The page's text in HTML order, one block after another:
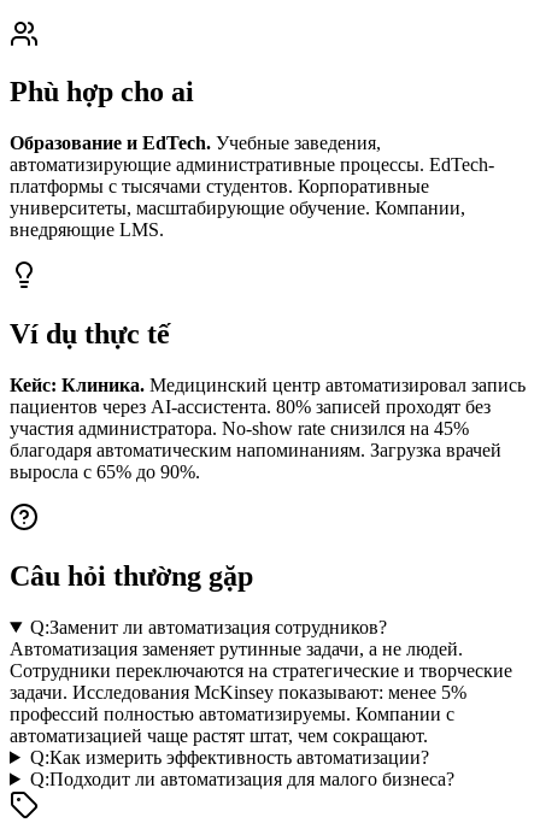
Phù hợp cho ai
Образование и EdTech. Учебные заведения,
автоматизирующие административные процессы. EdTech-
платформы с тысячами студентов. Корпоративные
университеты, масштабирующие обучение. Компании,
внедряющие LMS.
Ví dụ thực tế
Кейс: Клиника. Медицинский центр автоматизировал запись
пациентов через AI-ассистента. 80% записей проходят без
участия администратора. No-show rate снизился на 45%
благодаря автоматическим напоминаниям. Загрузка врачей
выросла с 65% до 90%.
Câu hỏi thường gặp
Q:Заменит ли автоматизация сотрудников?
Автоматизация заменяет рутинные задачи, а не людей.
Сотрудники переключаются на стратегические и творческие
задачи. Исследования McKinsey показывают: менее 5%
профессий полностью автоматизируемы. Компании с
автоматизацией чаще растят штат, чем сокращают.
Q:Как измерить эффективность автоматизации?
Q:Подходит ли автоматизация для малого бизнеса?